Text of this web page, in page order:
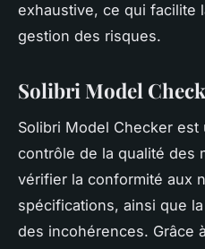
exhaustive, ce qui facilite
gestion des risques.
Solibri Model
Solibri Model Checker
contrôle de la qualité des
vérifier la conformité aux
spécifications, ainsi que
des incohérences. Grâce